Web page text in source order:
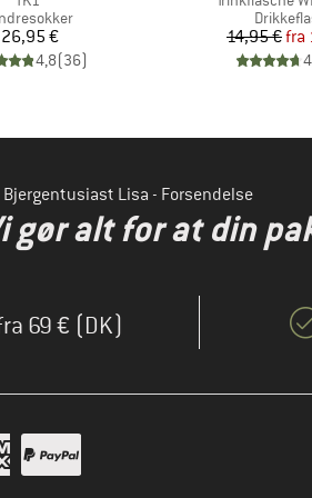
Pris
26,95 €
4,8(36)
14,95 €fra
Bjergentusiast Lisa - Forsendelse
gør alt for at din
69 € (DK)